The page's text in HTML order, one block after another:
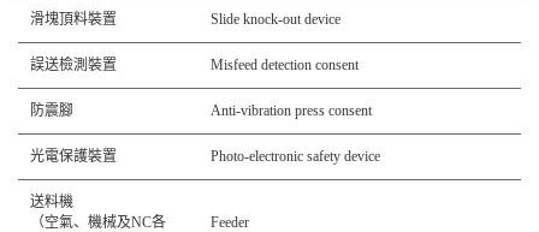
滑塊頂料裝置 Slide knock-out device
誤送檢測裝置 Misfeed detection consent
防震腳 Anti-vibration press consent
光電保護裝置 Photo-electronic safety device
送料機
（空氣、機械及NC各
Feeder